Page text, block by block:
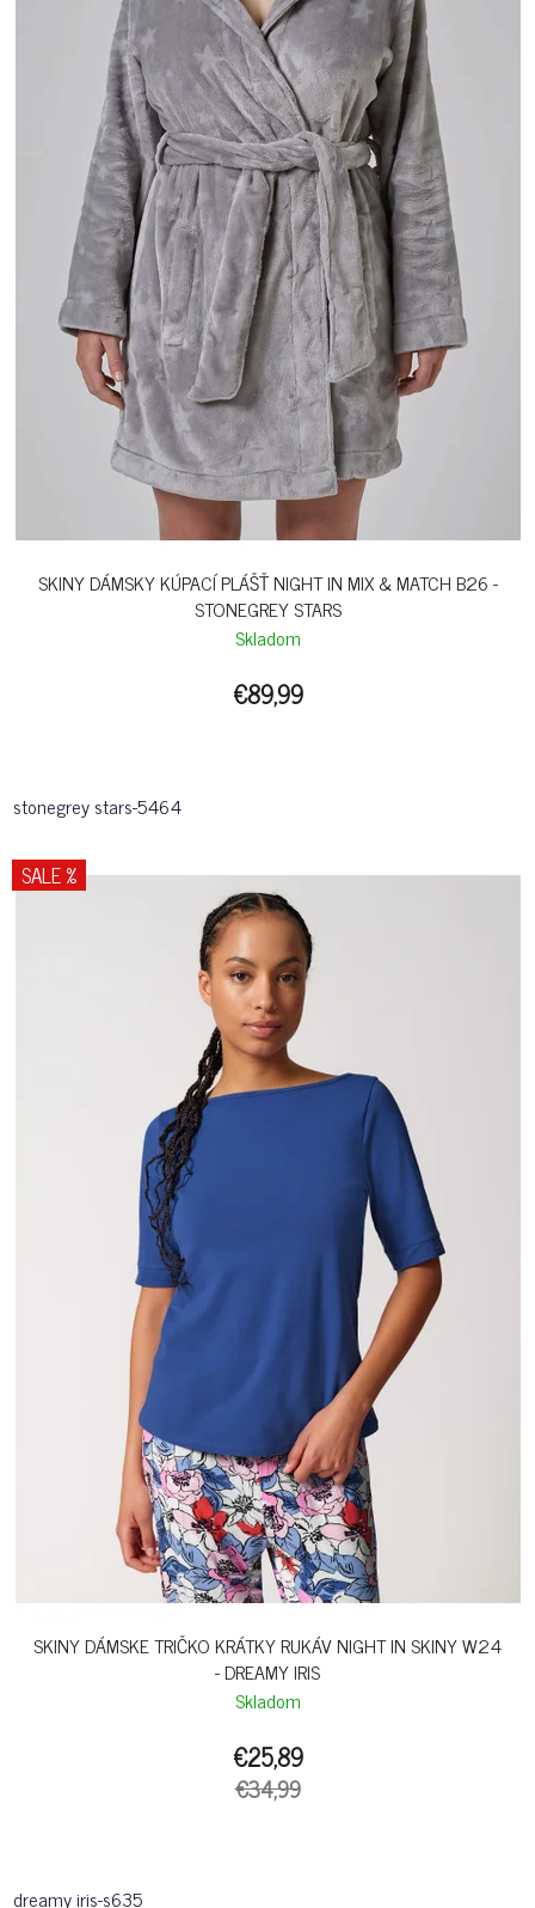
SKINY DÁMSKY KÚPACÍ PLÁŠŤ NIGHT IN MIX & MATCH B26 -
STONEGREY STARS
Skladom
€89,99
stonegrey stars-5464
SALE %
SKINY DÁMSKE TRIČKO KRÁTKY RUKÁV NIGHT IN SKINY W24
- DREAMY IRIS
Skladom
€25,89
€34,99
dreamy iris-s635